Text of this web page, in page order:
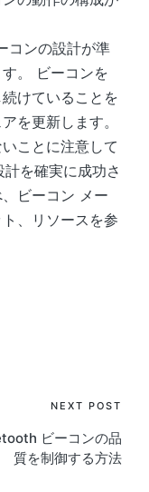
コンの設計が準
。 ビーコンを
けていることを
を更新します。
ことに注意して
を確実に成功さ
ビーコン メー
、リソースを参
NEXT POST
ビーコンの品
質を制御する方法